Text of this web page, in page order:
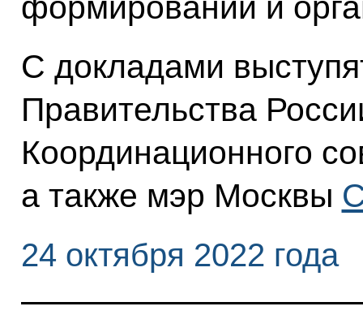
С докладами
Правительства
Координационного
а также мэр Москвы
24 октября 2022 года